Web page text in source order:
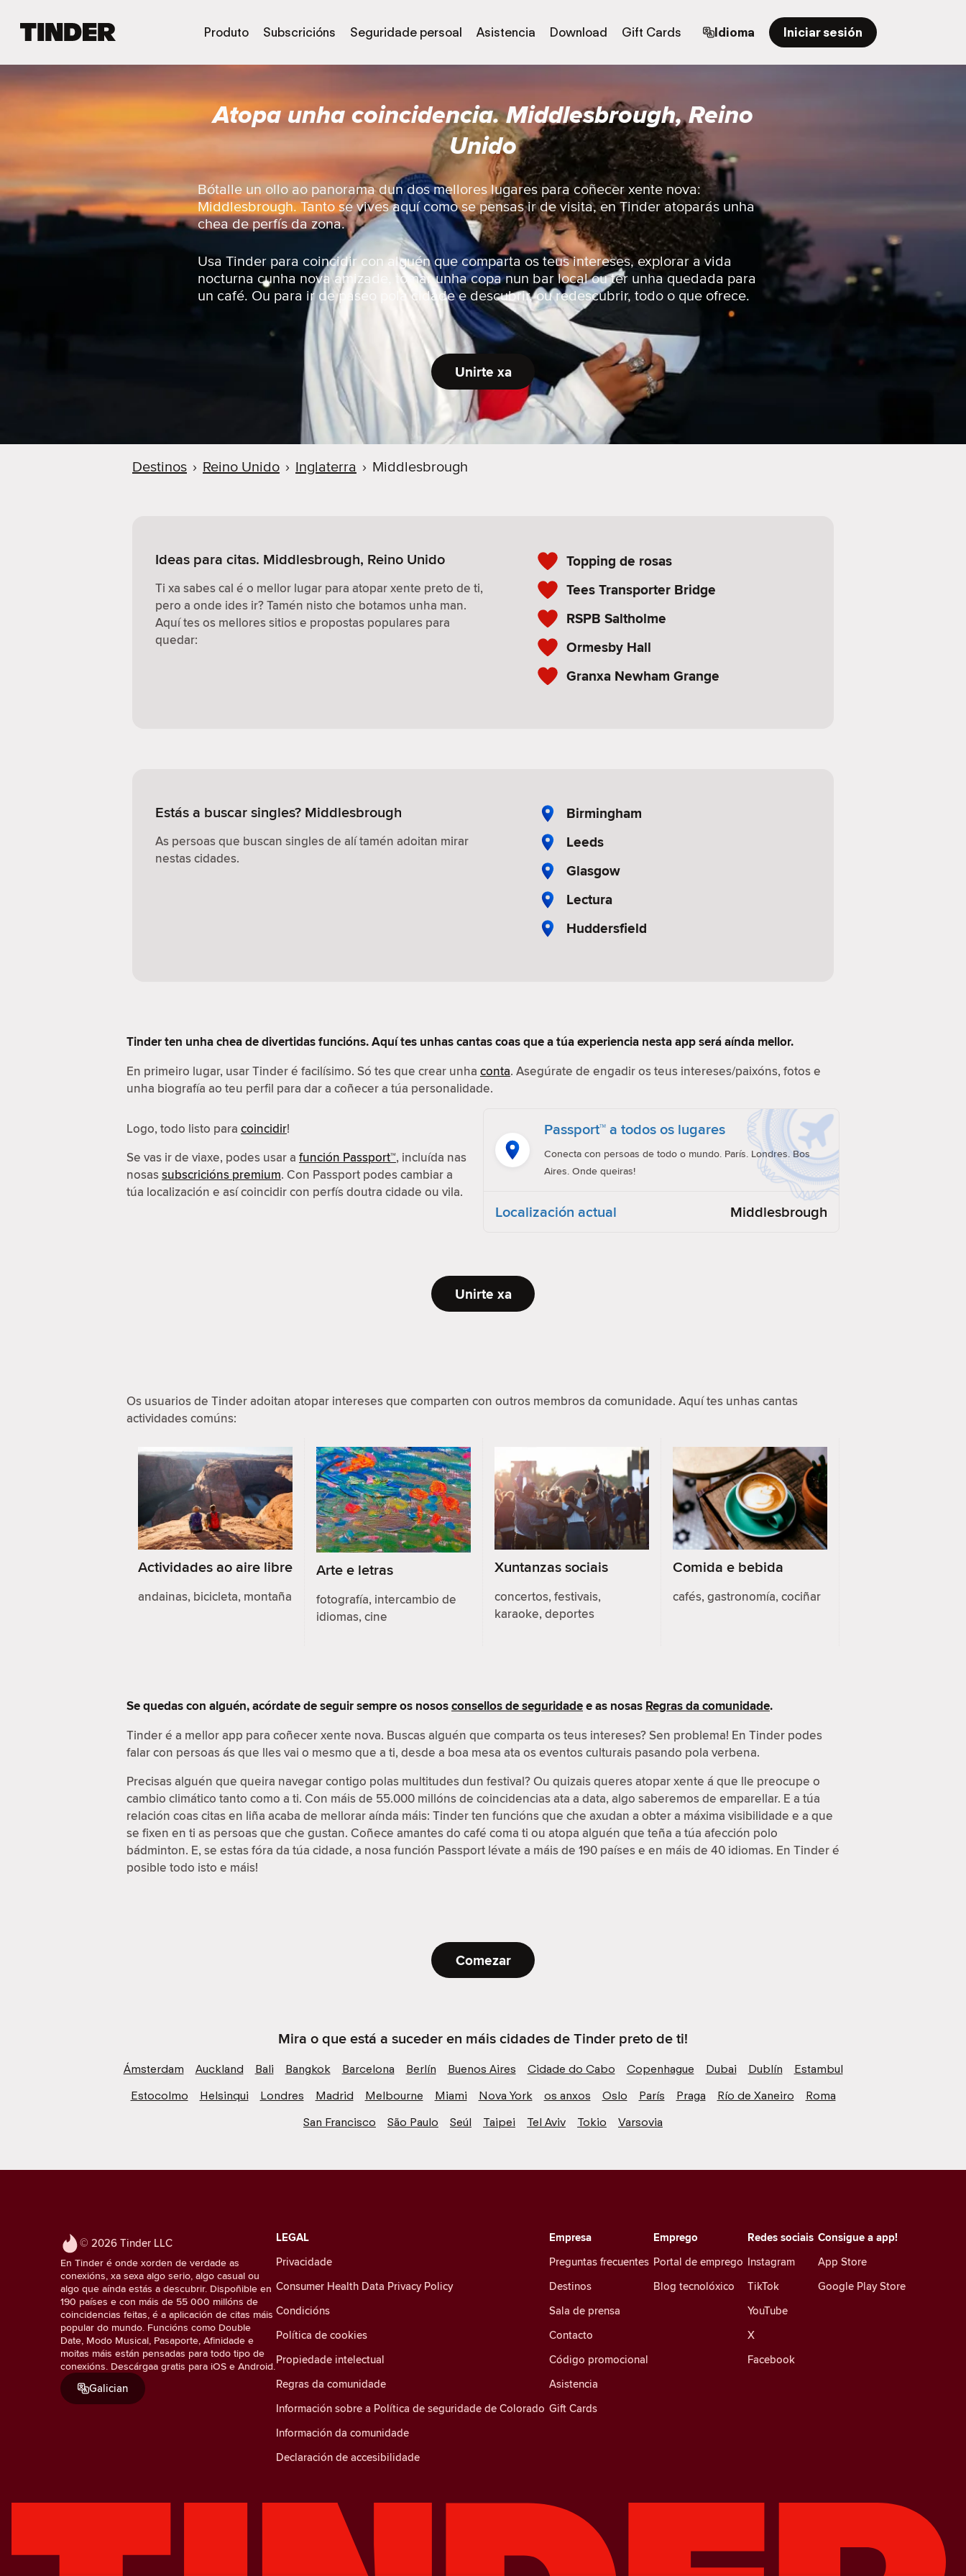
d
e
Produto Subscricións Seguridade persoal Asistencia Download Gift Cards Idioma Iniciar sesión
Atopa unha coincidencia. Middlesbrough, Reino
Unido
Bótalle un ollo ao panorama dun dos mellores lugares para coñecer xente nova:
Middlesbrough. Tanto se vives aquí como se pensas ir de visita, en Tinder atoparás unha
chea de perfís da zona.
Usa Tinder para coincidir con alguén que comparta os teus intereses, explorar a vida
nocturna cunha nova amizade, tomar unha copa nun bar local ou ter unha quedada para
un café. Ou para ir de paseo pola cidade e descubrir, ou redescubrir, todo o que ofrece.
Unirte xa
Destinos › Reino Unido › Inglaterra › Middlesbrough
Ideas para citas. Middlesbrough, Reino Unido
Ti xa sabes cal é o mellor lugar para atopar xente preto de ti,
pero a onde ides ir? Tamén nisto che botamos unha man.
Aquí tes os mellores sitios e propostas populares para
quedar:
Topping de rosas
Tees Transporter Bridge
RSPB Saltholme
Ormesby Hall
Granxa Newham Grange
Estás a buscar singles? Middlesbrough
As persoas que buscan singles de alí tamén adoitan mirar
nestas cidades.
Birmingham
Leeds
Glasgow
Lectura
Huddersfield
Tinder ten unha chea de divertidas funcións. Aquí tes unhas cantas coas que a túa experiencia nesta app será aínda mellor.
En primeiro lugar, usar Tinder é facilísimo. Só tes que crear unha conta. Asegúrate de engadir os teus intereses/paixóns, fotos e
unha biografía ao teu perfil para dar a coñecer a túa personalidade.
Logo, todo listo para coincidir!
Se vas ir de viaxe, podes usar a función Passport™, incluída nas
nosassubscricións premium. Con Passport podes cambiar a
túa localización e así coincidir con perfís doutra cidade ou vila.
Passport™ a todos os lugares
Conecta con persoas de todo o mundo. París. Londres. Bos
Aires. Onde queiras!
Localización actual Middlesbrough
Unirte xa
Os usuarios de Tinder adoitan atopar intereses que comparten con outros membros da comunidade. Aquí tes unhas cantas
actividades comúns:
Actividades ao aire libre
andainas, bicicleta, montaña
Arte e letras
fotografía, intercambio de
idiomas, cine
Xuntanzas sociais
concertos, festivais,
karaoke, deportes
Comida e bebida
cafés, gastronomía, cociñar
Se quedas con alguén, acórdate de seguir sempre os nososconsellos de seguridadee as nosas Regras da comunidade.
Tinder é a mellor app para coñecer xente nova. Buscas alguén que comparta os teus intereses? Sen problema! En Tinder podes
falar con persoas ás que lles vai o mesmo que a ti, desde a boa mesa ata os eventos culturais pasando pola verbena.
Precisas alguén que queira navegar contigo polas multitudes dun festival? Ou quizais queres atopar xente á que lle preocupe o
cambio climático tanto como a ti. Con máis de 55.000 millóns de coincidencias ata a data, algo saberemos de emparellar. E a túa
relación coas citas en liña acaba de mellorar aínda máis: Tinder ten funcións que che axudan a obter a máxima visibilidade e a que
se fixen en ti as persoas que che gustan. Coñece amantes do café coma ti ou atopa alguén que teña a túa afección polo
bádminton. E, se estas fóra da túa cidade, a nosa función Passport lévate a máis de 190 países e en máis de 40 idiomas. En Tinder é
posible todo isto e máis!
Comezar
Mira o que está a suceder en máis cidades de Tinder preto de ti!
Ámsterdam Auckland Bali Bangkok Barcelona Berlín Buenos Aires Cidade do Cabo Copenhague Dubai Dublín
Estambul
Estocolmo
Helsinqui Londres Madrid Melbourne Miami Nova York os anxos Oslo París Praga Río de Xaneiro
Roma
San Francisco
São Paulo Seúl Taipei Tel Aviv Tokio Varsovia
© 2026 Tinder LLC
En Tinder é onde xorden de verdade as
conexións, xa sexa algo serio, algo casual ou
algo que aínda estás a descubrir. Dispoñible en
190 países e con máis de 55 000 millóns de
coincidencias feitas, é a aplicación de citas máis
popular do mundo. Funcións como Double
Date, Modo Musical, Pasaporte, Afinidade e
moitas máis están pensadas para todo tipo de
conexións. Descárgaa gratis para iOS e Android.
Galician
Redes sociais
Instagram
TikTok
YouTube
X
Facebook
LEGAL
Privacidade
Consumer Health Data Privacy Policy
Condicións
Política de cookies
Propiedade intelectual
Regras da comunidade
Información sobre a Política de seguridade de Colorado
Información da comunidade
Declaración de accesibilidade
Emprego
Portal de emprego
Blog tecnolóxico
Empresa
Preguntas frecuentes
Destinos
Sala de prensa
Contacto
Código promocional
Asistencia
Gift Cards
Consigue a app!
App Store
Google Play Store